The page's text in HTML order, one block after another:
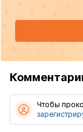
Чтобы